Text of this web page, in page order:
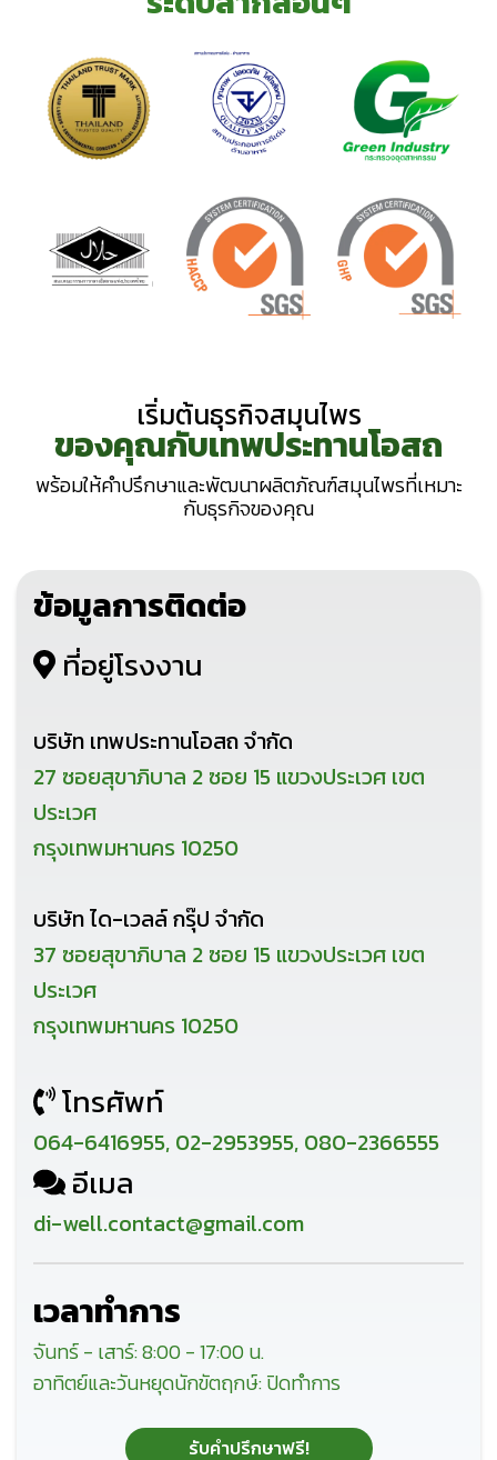
เริ่มต้นธุรกิจสมุนไพร
ของคุณ กับเทพประทานโอสถ
พร้อมให้คำปรึกษาและพัฒนาผลิตภัณฑ์สมุนไพรที่เหมาะ
กับธุรกิจของคุณ
ข้อมูลการติดต่อ
ที่อยู่โรงงาน
บริษัท เทพประทานโอสถ จำกัด
27 ซอยสุขาภิบาล 2 ซอย 15 แขวงประเวศ เขต
ประเวศ
กรุงเทพมหานคร 10250
บริษัท ได-เวลล์ กรุ๊ป จำกัด
37 ซอยสุขาภิบาล 2 ซอย 15 แขวงประเวศ เขต
ประเวศ
กรุงเทพมหานคร 10250
โทรศัพท์
064-6416955, 02-2953955, 080-2366555
อีเมล
di-well.contact@gmail.com
เวลาทำการ
จันทร์ - เสาร์: 8:00 - 17:00 น.
อาทิตย์และวันหยุดนักขัตฤกษ์: ปิดทำการ
รับคำปรึกษาฟรี!